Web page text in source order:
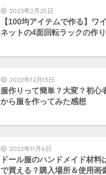
2023年2月25日
【100均アイテムで作る】ワ
ネットの4面回転ラックの作
2022年12月13日
服作りって簡単？大変？初心
から服を作ってみた感想
2022年11月6日
ドール服のハンドメイド材料
で買える？購入場所＆使用画